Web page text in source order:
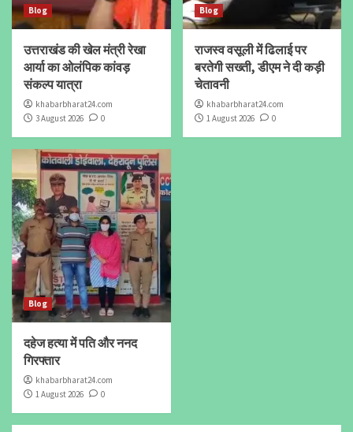
Blog
उत्तराखंड की खेल मंत्री रेखा
आर्या का ओलंपिक कांवड़
संकल्प यात्रा
khabarbharat24.com
3 August 2026
0
Blog
राजस्व वसूली में ढिलाई पर
बरतेगी सख्ती, डीएम ने दी कड़ी
चेतावनी
khabarbharat24.com
1 August 2026
0
Blog
दहेज हत्या में पति और ननद
गिरफ्तार
khabarbharat24.com
1 August 2026
0